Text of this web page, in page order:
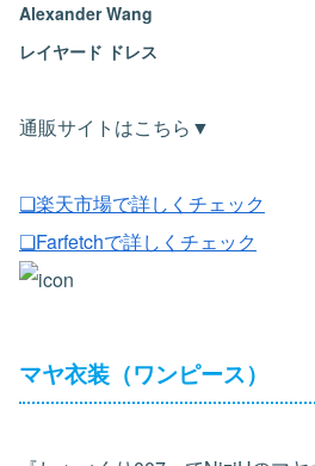
Alexander Wang
レイヤード ドレス
通販サイトはこちら▼
❏楽天市場で詳しくチェック
❏Farfetchで詳しくチェック
マヤ衣装（ワンピース）